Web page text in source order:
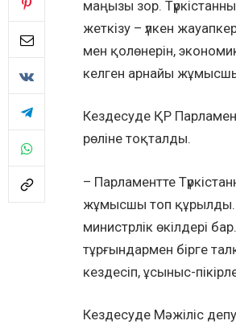
маңызы зор.
жеткізу – үлкен
мен қолөнерін,
келген арнайы жұмысшы
Кездесуде ҚР
рөліне тоқталды.
– Парламентте
жұмысшы топ құрылды.
министрлік өкілдері
тұрғындармен бірге
кездесіп, ұсыныс-
Кездесуде Мәжіліс